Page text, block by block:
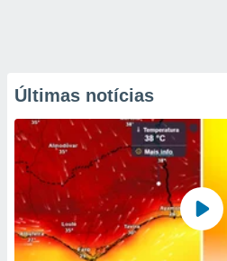
Últimas notícias